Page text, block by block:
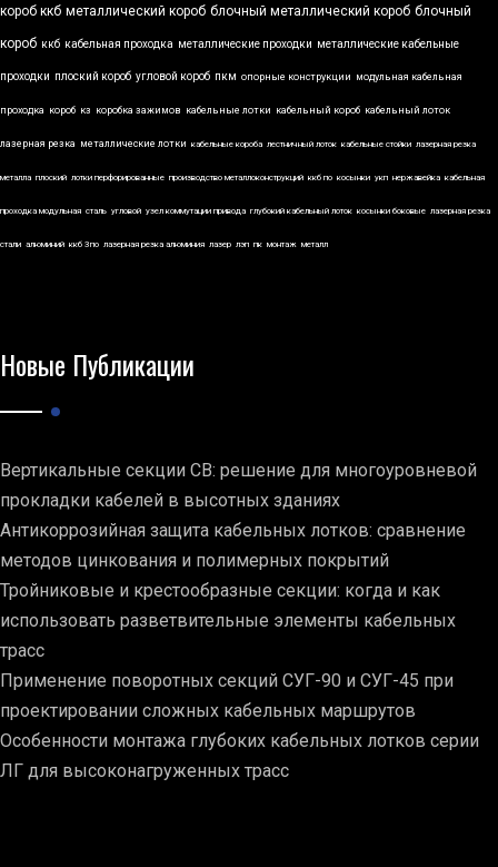
короб ккб металлический короб блочный металлический короб блочный
короб ккб кабельная проходка металлические проходки металлические кабельные
проходки плоский короб угловой короб пкм опорные конструкции модульная кабельная
проходка короб кз коробка зажимов кабельные лотки кабельный короб кабельный лоток
лазерная резка металлические лотки кабельные короба лестничный лоток кабельные стойки лазерная резка
металла плоский лотки перфорированные производство металлоконструкций ккб по косынки укп нержавейка кабельная
проходка модульная сталь угловой узел коммутации привода глубокий кабельный лоток косынки боковые лазерная резка
стали алюминий ккб 3по лазерная резка алюминия лазер лэп пк монтаж металл
Новые Публикации
Вертикальные секции СВ: решение для многоуровневой
прокладки кабелей в высотных зданиях
Антикоррозийная защита кабельных лотков: сравнение
методов цинкования и полимерных покрытий
Тройниковые и крестообразные секции: когда и как
использовать разветвительные элементы кабельных
трасс
Применение поворотных секций СУГ-90 и СУГ-45 при
проектировании сложных кабельных маршрутов
Особенности монтажа глубоких кабельных лотков серии
ЛГ для высоконагруженных трасс